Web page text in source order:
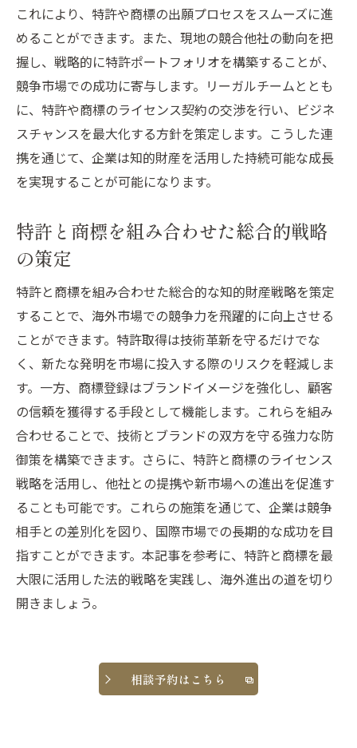
これにより、特許や商標の出願プロセスをスムーズに進
めることができます。また、現地の競合他社の動向を把
握し、戦略的に特許ポートフォリオを構築することが、
競争市場での成功に寄与します。リーガルチームととも
に、特許や商標のライセンス契約の交渉を行い、ビジネ
スチャンスを最大化する方針を策定します。こうした連
携を通じて、企業は知的財産を活用した持続可能な成長
を実現することが可能になります。
特許と商標を組み合わせた総合的戦略
の策定
特許と商標を組み合わせた総合的な知的財産戦略を策定
することで、海外市場での競争力を飛躍的に向上させる
ことができます。特許取得は技術革新を守るだけでな
く、新たな発明を市場に投入する際のリスクを軽減しま
す。一方、商標登録はブランドイメージを強化し、顧客
の信頼を獲得する手段として機能します。これらを組み
合わせることで、技術とブランドの双方を守る強力な防
御策を構築できます。さらに、特許と商標のライセンス
戦略を活用し、他社との提携や新市場への進出を促進す
ることも可能です。これらの施策を通じて、企業は競争
相手との差別化を図り、国際市場での長期的な成功を目
指すことができます。本記事を参考に、特許と商標を最
大限に活用した法的戦略を実践し、海外進出の道を切り
開きましょう。
相談予約はこちら